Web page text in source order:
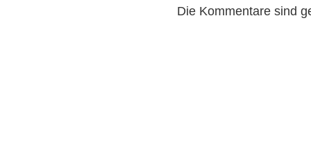
Die Kommentare sind